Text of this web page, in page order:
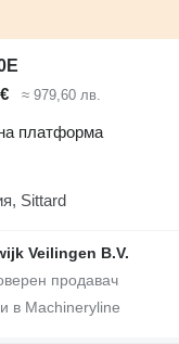
≈ 979,60 лв.
платформа
Sittard
Veilingen B.V.
в Machineryline